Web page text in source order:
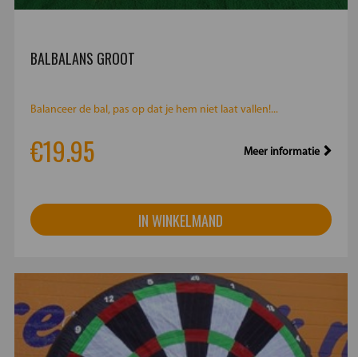
BALBALANS GROOT
Balanceer de bal, pas op dat je hem niet laat vallen!...
€19.95 Meer informatie
IN WINKELMAND